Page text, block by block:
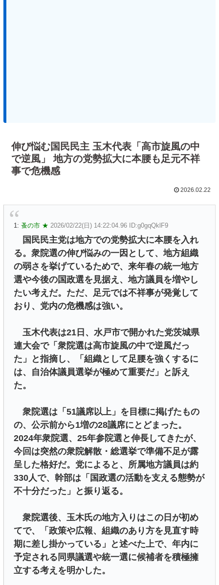
伸び悩む国民民主 玉木代表「高市旋風の中
で逆風」 地方の党勢拡大に本腰も足元不祥
事で危機感
2026.02.22
1: 蚤の市 ★ 2026/02/22(日) 14:22:04.96 ID:g0gqQklF9
国民民主党は地方での党勢拡大に本腰を入れ
る。衆院選の伸び悩みの一因として、地方組織
の弱さを挙げているためで、来年春の統一地方
選や今後の国政選を見据え、地方議員を増やし
たい考えだ。ただ、足元では不祥事が発覚して
おり、党内の危機感は強い。
玉木代表は21日、水戸市で開かれた党茨城県
連大会で「衆院選は高市旋風の中で逆風だっ
た」と指摘し、「組織として足腰を強くするに
は、自治体議員選挙が極めて重要だ」と訴え
た。
衆院選は「51議席以上」を目標に掲げたもの
の、公示前から1増の28議席にとどまった。
2024年衆院選、25年参院選と伸長してきたが、
今回は突然の衆院解散・総選挙で準備不足が露
呈した格好だ。党によると、所属地方議員は約
330人で、幹部は「国政選の活動を支える態勢が
不十分だった」と振り返る。
衆院選後、玉木氏の地方入りはこの日が初め
てで、「政策や広報、組織のあり方を見直す時
期に差し掛かっている」と述べた上で、年内に
予定される同県議選や統一選に候補者を積極擁
立する考えを明かした。